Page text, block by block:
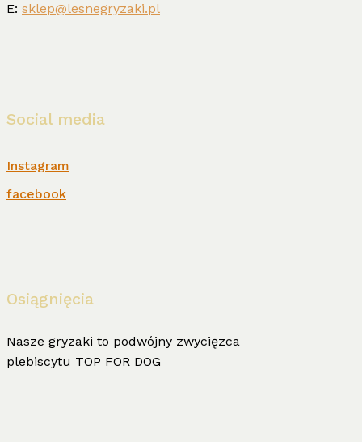
E: sklep@lesnegryzaki.pl
Social media
Instagram
facebook
Osiągnięcia
Nasze gryzaki to podwójny zwycięzca
plebiscytu TOP FOR DOG